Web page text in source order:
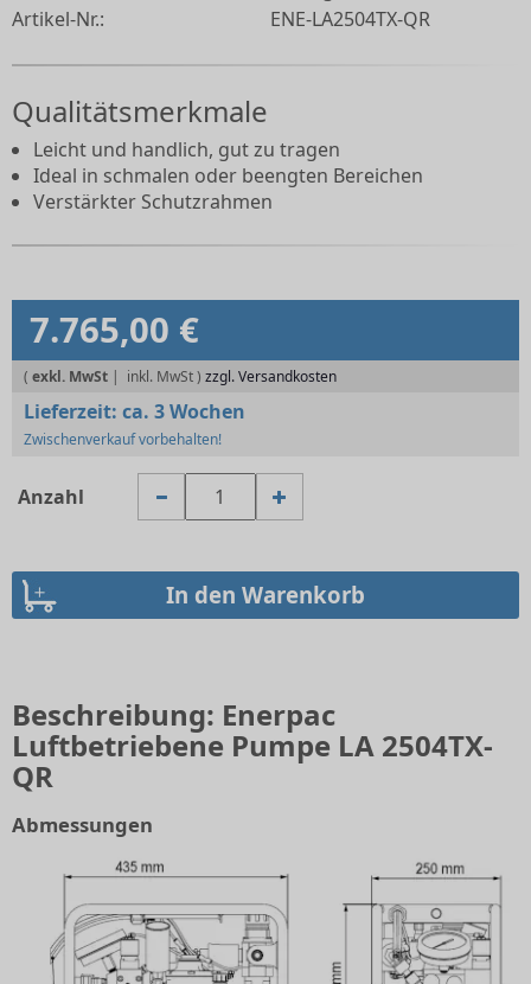
Artikel-Nr.:
ENE-LA2504TX-QR
Qualitätsmerkmale
Leicht und handlich, gut zu tragen
Ideal in schmalen oder beengten Bereichen
Verstärkter Schutzrahmen
7.765,00 €
( exkl. MwSt | zzgl. Versandkosten
Lieferzeit: ca. 3 Wochen
Zwischenverkauf vorbehalten!
Anzahl
Beschreibung: Enerpac
Luftbetriebene Pumpe LA 2504TX-
QR
Abmessungen